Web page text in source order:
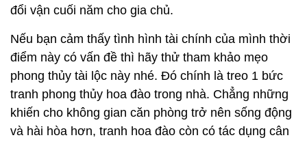
đổi vận cuối năm cho gia chủ.
Nếu bạn cảm thấy tình hình tài chính của mình thời
điểm này có vấn đề thì hãy thử tham khảo mẹo
phong thủy tài lộc này nhé. Đó chính là treo 1 bức
tranh phong thủy hoa đào trong nhà. Chẳng những
khiến cho không gian căn phòng trở nên sống động
và hài hòa hơn, tranh hoa đào còn có tác dụng cân